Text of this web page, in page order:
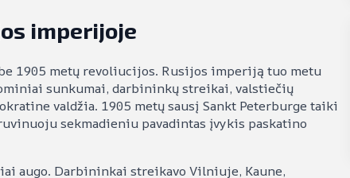
imperijoje
1905 metų revoliucijos. Rusijos imperiją tuo metu
sunkumai, darbininkų streikai, valstiečių
valdžia. 1905 metų sausį Sankt Peterburge taiki
sekmadieniu pavadintas įvykis paskatino
augo. Darbininkai streikavo Vilniuje, Kaune,